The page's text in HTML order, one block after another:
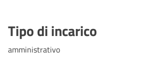
Tipo di incarico
amministrativo